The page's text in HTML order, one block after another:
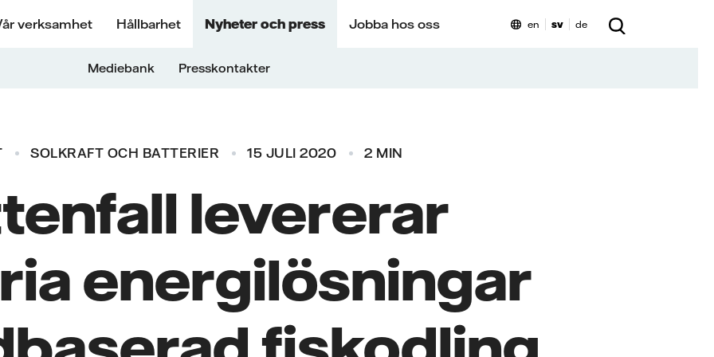
verksamhet Hållbarhet Nyheter och press Jobba hos oss
Mediebank Presskontakter
en sv de
SOLKRAFT OCH BATTERIER 15 JULI 2020 2 MIN
levererar
energilösningar